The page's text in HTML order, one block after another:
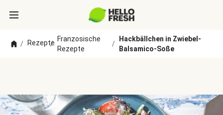
/ Rezepte
/
Franzosische
Rezepte
/
Hackbällchen in Zwiebel-
Balsamico-Soße